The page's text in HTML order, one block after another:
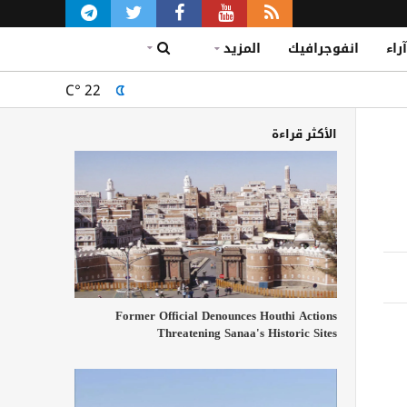
آراء انفوجرافيك المزيد
C° 22
الأكثر قراءة
Former Official Denounces Houthi Actions
Threatening Sanaa's Historic Sites